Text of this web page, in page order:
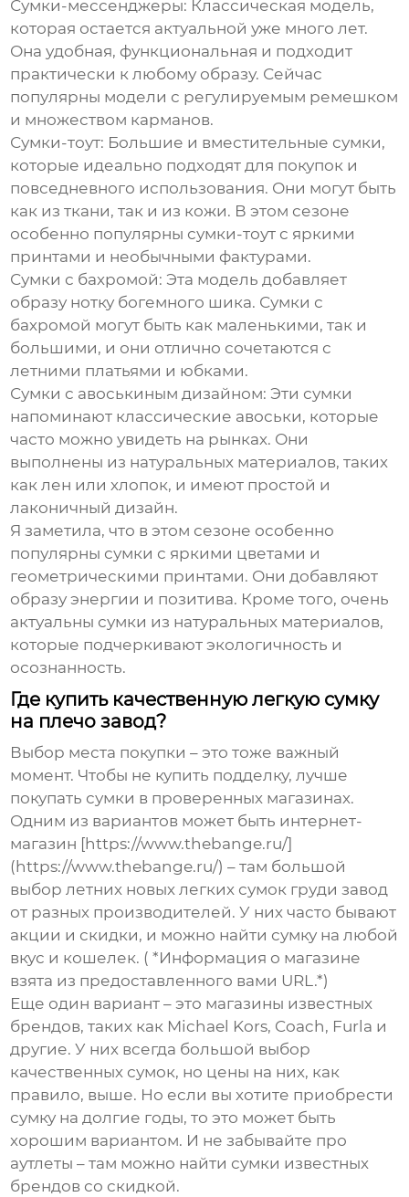
Сумки-мессенджеры: Классическая модель,
которая остается актуальной уже много лет.
Она удобная, функциональная и подходит
практически к любому образу. Сейчас
популярны модели с регулируемым ремешком
и множеством карманов.
Сумки-тоут: Большие и вместительные сумки,
которые идеально подходят для покупок и
повседневного использования. Они могут быть
как из ткани, так и из кожи. В этом сезоне
особенно популярны сумки-тоут с яркими
принтами и необычными фактурами.
Сумки с бахромой: Эта модель добавляет
образу нотку богемного шика. Сумки с
бахромой могут быть как маленькими, так и
большими, и они отлично сочетаются с
летними платьями и юбками.
Сумки с авоськиным дизайном: Эти сумки
напоминают классические авоськи, которые
часто можно увидеть на рынках. Они
выполнены из натуральных материалов, таких
как лен или хлопок, и имеют простой и
лаконичный дизайн.
Я заметила, что в этом сезоне особенно
популярны сумки с яркими цветами и
геометрическими принтами. Они добавляют
образу энергии и позитива. Кроме того, очень
актуальны сумки из натуральных материалов,
которые подчеркивают экологичность и
осознанность.
Где купить качественную легкую сумку
на плечо завод?
Выбор места покупки – это тоже важный
момент. Чтобы не купить подделку, лучше
покупать сумки в проверенных магазинах.
Одним из вариантов может быть интернет-
магазин [https://www.thebange.ru/]
(https://www.thebange.ru/) – там большой
выборлетних новых легких сумок груди завод
от разных производителей. У них часто бывают
акции и скидки, и можно найти сумку на любой
вкус и кошелек. ( *Информация о магазине
взята из предоставленного вами URL.*)
Еще один вариант – это магазины известных
брендов, таких как Michael Kors, Coach, Furla и
другие. У них всегда большой выбор
качественных сумок, но цены на них, как
правило, выше. Но если вы хотите приобрести
сумку на долгие годы, то это может быть
хорошим вариантом. И не забывайте про
аутлеты – там можно найти сумки известных
брендов со скидкой.